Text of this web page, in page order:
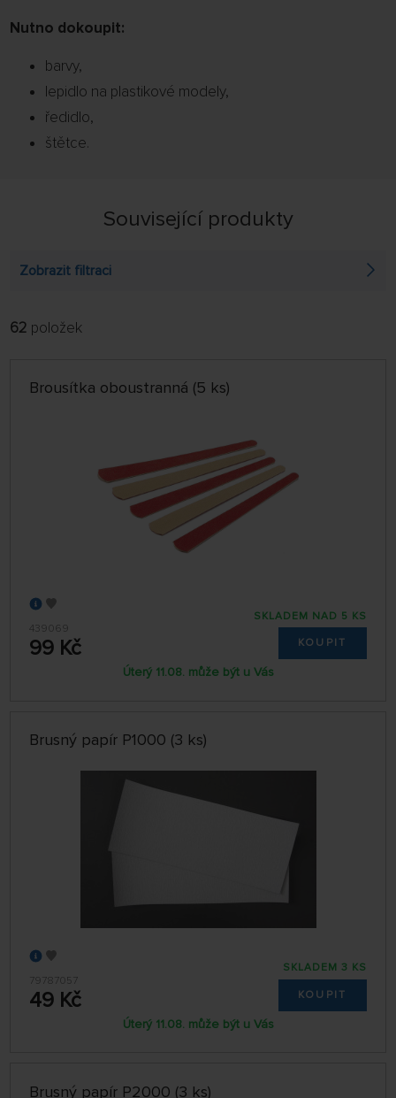
Nutno dokoupit:
barvy,
lepidlo na plastikové modely,
ředidlo,
štětce.
Související produkty
Zobrazit filtraci
FILTROVAT:
64 NA STRÁNCE
62 položek
Brousítka oboustranná (5 ks)
439069
99 Kč
SKLADEM NAD 5 KS
KOUPIT
Úterý 11.08. může být u Vás
Brusný papír P1000 (3 ks)
79787057
49 Kč
SKLADEM 3 KS
KOUPIT
Úterý 11.08. může být u Vás
Brusný papír P2000 (3 ks)